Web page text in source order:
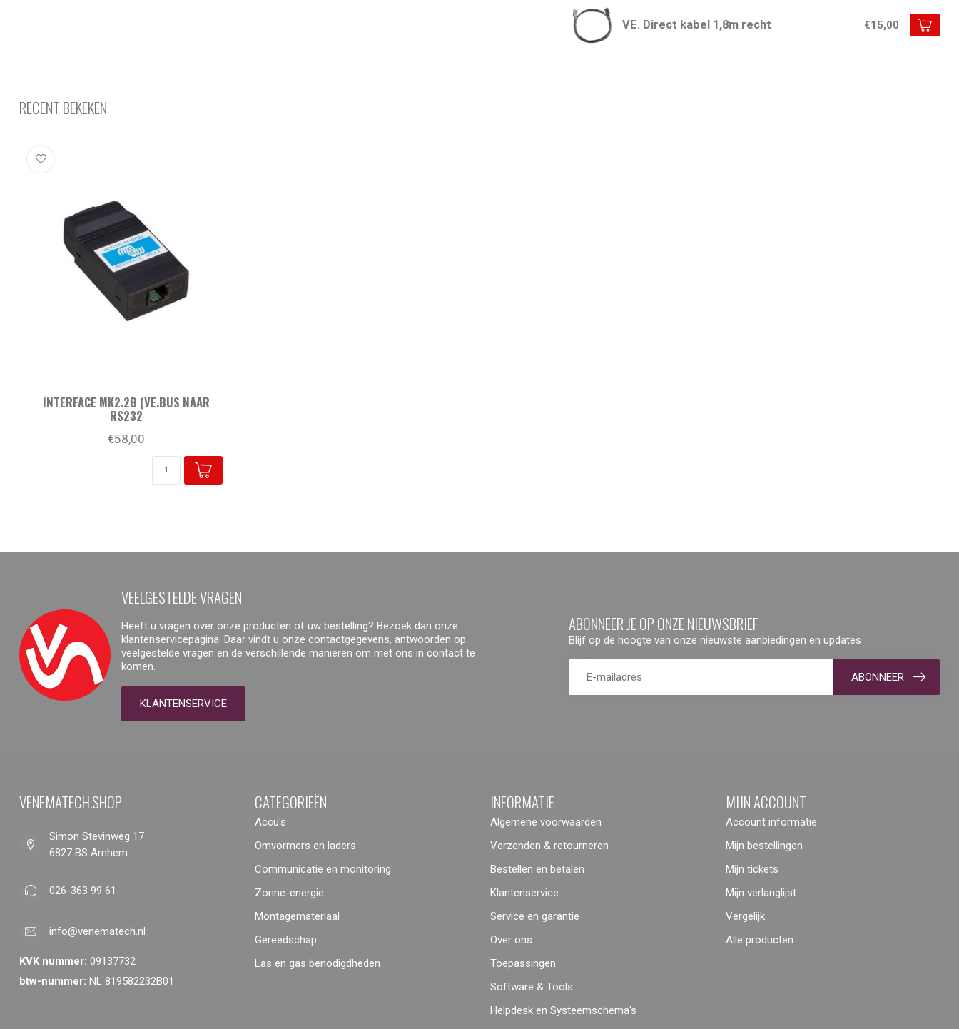
VE. Direct kabel 1,8m recht €15,00
RECENT BEKEKEN
INTERFACE MK2.2B (VE.BUS NAAR
RS232
€58,00
VEELGESTELDE VRAGEN
Heeft u vragen over onze producten of uw bestelling? Bezoek dan onze
klantenservicepagina. Daar vindt u onze contactgegevens, antwoorden op
veelgestelde vragen en de verschillende manieren om met ons in contact te
komen.
KLANTENSERVICE
ABONNEER JE OP ONZE NIEUWSBRIEF
Blijf op de hoogte van onze nieuwste aanbiedingen en updates
ABONNEER
VENEMATECH.SHOP
Simon Stevinweg 17
6827 BS Arnhem
026-363 99 61
info@venematech.nl
KVK nummer: 09137732
btw-nummer: NL 819582232B01
CATEGORIEËN
Accu's
Omvormers en laders
Communicatie en monitoring
Zonne-energie
Montagemateriaal
Gereedschap
Las en gas benodigdheden
INFORMATIE
Algemene voorwaarden
Verzenden & retourneren
Bestellen en betalen
Klantenservice
Service en garantie
Over ons
Toepassingen
Software & Tools
Helpdesk en Systeemschema's
MIJN ACCOUNT
Account informatie
Mijn bestellingen
Mijn tickets
Mijn verlanglijst
Vergelijk
Alle producten